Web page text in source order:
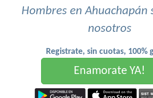
Hombres en Ahuachapán
nosotros
Registrate, sin cuotas, 100%
Enamorate YA!